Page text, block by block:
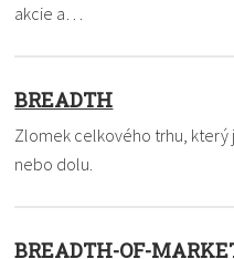
akcie a…
BREADTH
Zlomek celkového trhu, který
nebo dolu.
BREADTH-OF-